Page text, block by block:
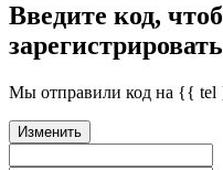
Введите код,
Мы отправили код на {{
Изменить